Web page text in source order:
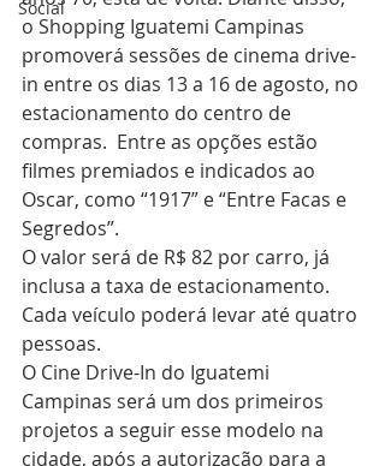
Social
o Shopping Iguatemi Campinas
promoverá sessões de cinema drive-
in entre os dias 13 a 16 de agosto, no
estacionamento do centro de
compras.  Entre as opções estão
filmes premiados e indicados ao
Oscar, como “1917” e “Entre Facas e
Segredos”.
O valor será de R$ 82 por carro, já
inclusa a taxa de estacionamento.
Cada veículo poderá levar até quatro
pessoas.
O Cine Drive-In do Iguatemi
Campinas será um dos primeiros
projetos a seguir esse modelo na
cidade, após a autorização para a